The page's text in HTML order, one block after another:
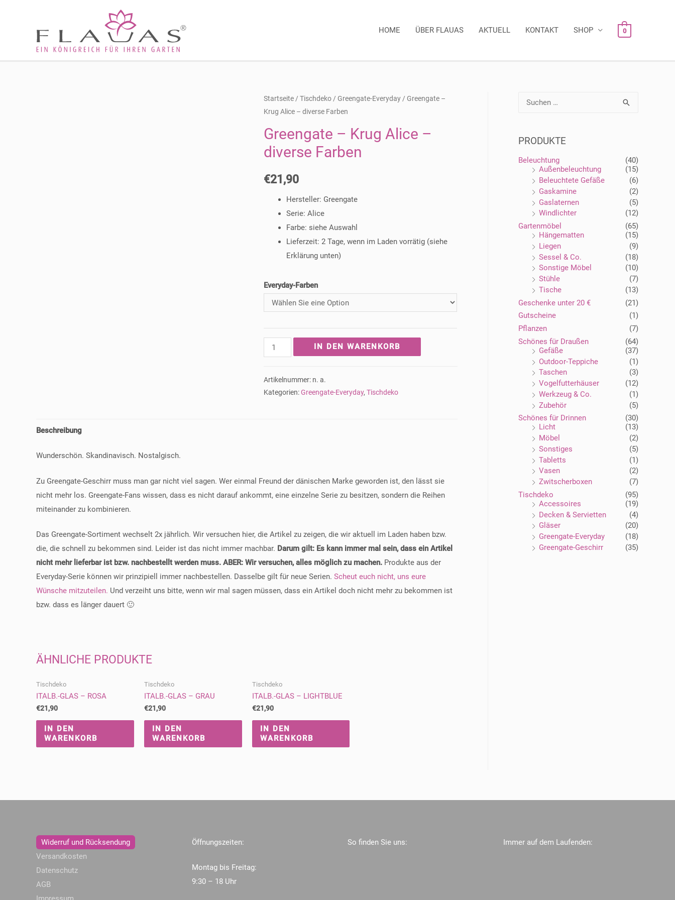
HOME ÜBER FLAUAS AKTUELL KONTAKT SHOP 0
Startseite/Tischdeko/ Greengate-Everyday/ Greengate –
Krug Alice – diverse Farben
Greengate – Krug Alice –
diverse Farben
€21,90
Hersteller: Greengate
Serie: Alice
Farbe: siehe Auswahl
Lieferzeit: 2 Tage, wenn im Laden vorrätig (siehe
Erklärung unten)
Everyday-Farben
Greengate
-
IN DEN WARENKORB
Artikelnummer: n. a.
Kategorien:Greengate-Everyday,Tischdeko
Beschreibung
Wunderschön. Skandinavisch. Nostalgisch.
Zu Greengate-Geschirr muss man gar nicht viel sagen. Wer einmal Freund der dänischen Marke geworden ist, den lässt sie
nicht mehr los. Greengate-Fans wissen, dass es nicht darauf ankommt, eine einzelne Serie zu besitzen, sondern die Reihen
miteinander zu kombinieren.
Das Greengate-Sortiment wechselt 2x jährlich. Wir versuchen hier, die Artikel zu zeigen, die wir aktuell im Laden haben bzw.
die, die schnell zu bekommen sind. Leider ist das nicht immer machbar. Darum gilt: Es kann immer mal sein, dass ein Artikel
nicht mehr lieferbar ist bzw. nachbestellt werden muss. ABER: Wir versuchen, alles möglich zu machen. Produkte aus der
Everyday-Serie können wir prinzipiell immer nachbestellen. Dasselbe gilt für neue Serien. Scheut euch nicht, uns eure
Wünsche mitzuteilen. Und verzeiht uns bitte, wenn wir mal sagen müssen, dass ein Artikel doch nicht mehr zu bekommen ist
bzw. dass es länger dauert 🙂
ÄHNLICHE PRODUKTE
Tischdeko
ITALB.-GLAS – ROSA
€21,90
IN DEN
WARENKORB
Tischdeko
ITALB.-GLAS – GRAU
€21,90
IN DEN
WARENKORB
Tischdeko
ITALB.-GLAS – LIGHTBLUE
€21,90
IN DEN
WARENKORB
n
a
PRODUKTE
Beleuchtung
(40)
Außenbeleuchtung
(15)
Beleuchtete Gefäße
(6)
Gaskamine
(2)
Gaslaternen
(5)
Windlichter
(12)
Gartenmöbel
(65)
Hängematten
(15)
Liegen
(9)
Sessel & Co.
(18)
Sonstige Möbel
(10)
Stühle
(7)
Tische
(13)
Geschenke unter 20 €
(21)
Gutscheine
(1)
Pflanzen
(7)
Schönes für Draußen
(64)
Gefäße
(37)
Outdoor-Teppiche
(1)
Taschen
(3)
Vogelfutterhäuser
(12)
Werkzeug & Co.
(1)
Zubehör
(5)
Schönes für Drinnen
(30)
Licht
(13)
Möbel
(2)
Sonstiges
(5)
Tabletts
(1)
Vasen
(2)
Zwitscherboxen
(7)
Tischdeko
(95)
Accessoires
(19)
Decken & Servietten
(4)
Gläser
(20)
Greengate-Everyday
(18)
Greengate-Geschirr
(35)
Widerruf und Rücksendung
Versandkosten
Datenschutz
AGB
Öffnungszeiten:
Montag bis Freitag:
9:30 – 18 Uhr
So finden Sie uns: Immer auf dem Laufenden: